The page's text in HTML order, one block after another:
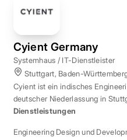
Cyient Germany
Systemhaus / IT-Dienstleister
Stuttgart, Baden-
Cyient ist ein indisches
deutscher Niederlassung in
Automotive.
Dienstleistungen
Engineering Design und